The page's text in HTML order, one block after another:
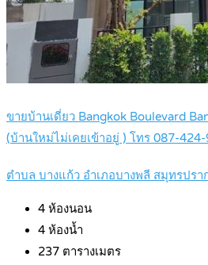
ขายบ้านเดี่ยว Bangkok Boulevard
(บ้านใหม่ไม่เคยเข้าอยู่ ) โทร 087-
ตำบล บางแก้ว อำเภอบางพลี สมุทรปรา
4 ห้องนอน
4 ห้องน้ำ
237 ตารางเมตร